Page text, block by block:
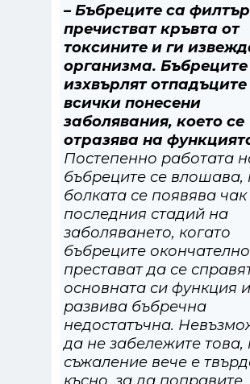
– Бъбреците са
пречистват кръвта от
токсините и ги
организма. Бъбреците
изхвърлят отпадъците
всички понесени
заболявания, което се
отразява на
Постепенно работата
бъбреците се влошава,
болката се появява чак
последния стадий на
заболяването, когато
бъбреците окончателно
престават да се
основната си функция
развива бъбречна
недостатъчна.
да не забележите това,
съжаление вече е